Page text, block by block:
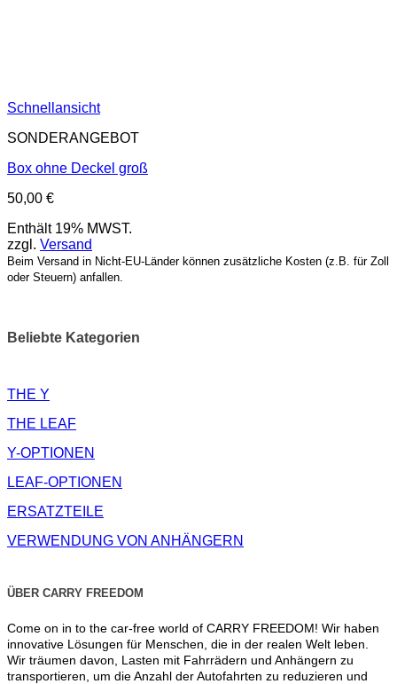
Schnellansicht
SONDERANGEBOT
Box ohne Deckel groß
50,00 €
Enthält 19% MWST.
zzgl. Versand
Beim Versand in Nicht-EU-Länder können zusätzliche Kosten (z.B. für Zoll
oder Steuern) anfallen.
Beliebte Kategorien
THE Y
THE LEAF
Y-OPTIONEN
LEAF-OPTIONEN
ERSATZTEILE
VERWENDUNG VON ANHÄNGERN
ÜBER CARRY FREEDOM
Come on in to the car-free world of CARRY FREEDOM! Wir haben
innovative Lösungen für Menschen, die in der realen Welt leben.
Wir träumen davon, Lasten mit Fahrrädern und Anhängern zu
transportieren, um die Anzahl der Autofahrten zu reduzieren und